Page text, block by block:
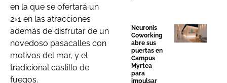
en la que se ofertará un
2×1 en las atracciones
además de disfrutar de un
novedoso pasacalles con
motivos del mar, y el
tradicional castillo de
fuegos.
Neuronis
Coworking
abre sus
puertas en
Campus
Myrtea
para
impulsar